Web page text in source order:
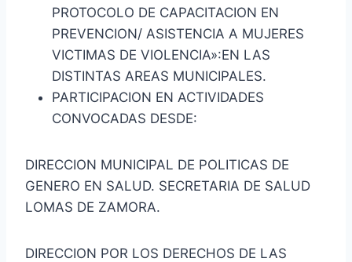
PROTOCOLO DE CAPACITACION EN
PREVENCION/ ASISTENCIA A MUJERES
VICTIMAS DE VIOLENCIA»:EN LAS
DISTINTAS AREAS MUNICIPALES.
PARTICIPACION EN ACTIVIDADES
CONVOCADAS DESDE:
DIRECCION MUNICIPAL DE POLITICAS DE
GENERO EN SALUD. SECRETARIA DE SALUD
LOMAS DE ZAMORA.
DIRECCION POR LOS DERECHOS DE LAS